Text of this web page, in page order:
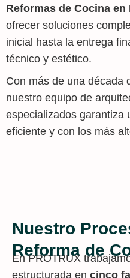
Reformas de Cocina en
ofrecer soluciones
inicial hasta la entrega
técnico y estético.
Con más de una década
nuestro equipo de
especializados garantiza
eficiente y con los más
Nuestro
Reforma de
En PROTRUX
estructurada en cinco